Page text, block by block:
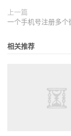
上一篇
一个手机号注册多个
相关推荐